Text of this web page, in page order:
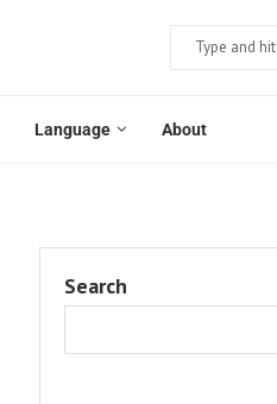
Language About
Search